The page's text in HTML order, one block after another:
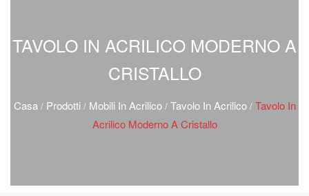
TAVOLO IN ACRILICO MODERNO A
CRISTALLO
Casa/ Prodotti/ Mobili In Acrilico/ Tavolo In Acrilico/ Tavolo In
Acrilico Moderno A Cristallo